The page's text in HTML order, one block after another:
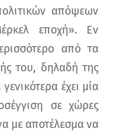
απόψεων
εποχή». Εν
από τα
του, δηλαδή της
έχει μία
σε χώρες
με αποτέλεσμα να